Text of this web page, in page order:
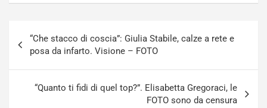
articoli
“Che stacco di coscia”: Giulia Stabile, calze a rete e
posa da infarto. Visione – FOTO
“Quanto ti fidi di quel top?”. Elisabetta Gregoraci, le
FOTO sono da censura